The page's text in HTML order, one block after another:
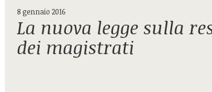
8 gennaio 2016
La nuova legge sulla
dei magistrati